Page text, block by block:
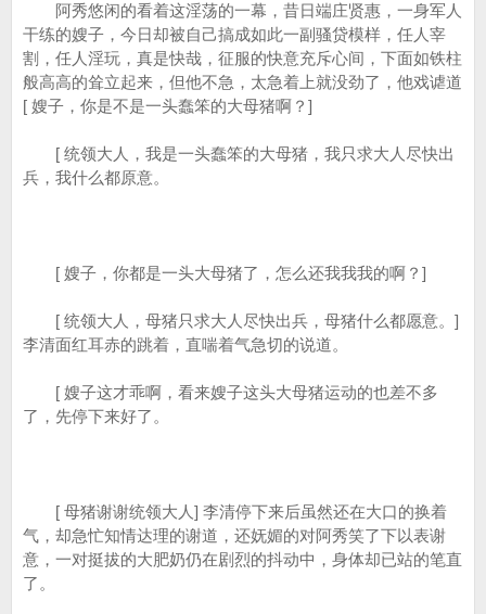
阿秀悠闲的看着这淫荡的一幕，昔日端庄贤惠，一身军人
干练的嫂子，今日却被自己搞成如此一副骚贷模样，任人宰
割，任人淫玩，真是快哉，征服的快意充斥心间，下面如铁柱
般高高的耸立起来，但他不急，太急着上就没劲了，他戏谑道
[ 嫂子，你是不是一头蠢笨的大母猪啊？]
[ 统领大人，我是一头蠢笨的大母猪，我只求大人尽快出
兵，我什么都原意。
[ 嫂子，你都是一头大母猪了，怎么还我我我的啊？]
[ 统领大人，母猪只求大人尽快出兵，母猪什么都愿意。]
李清面红耳赤的跳着，直喘着气急切的说道。
[ 嫂子这才乖啊，看来嫂子这头大母猪运动的也差不多
了，先停下来好了。
[ 母猪谢谢统领大人] 李清停下来后虽然还在大口的换着
气，却急忙知情达理的谢道，还妩媚的对阿秀笑了下以表谢
意，一对挺拔的大肥奶仍在剧烈的抖动中，身体却已站的笔直
了。